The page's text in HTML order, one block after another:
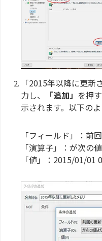
「2015年以降に更新
力し、
「追加」 を押
示されます。以下の
「フィールド」：前
「演算子」：が次の
「値」：2015/01/01